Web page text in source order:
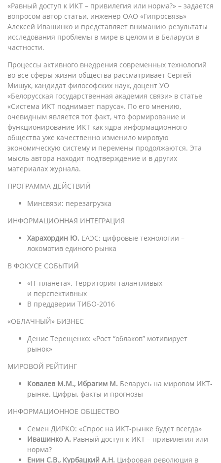
«Равный доступ к ИКТ – привилегия или норма?» – задается
вопросом автор статьи, инженер ОАО «Гипросвязь»
Алексей Ивашинко и представляет вниманию результаты
исследования проблемы в мире в целом и в Беларуси в
частности.
Процессы активного внедрения современных технологий
во все сферы жизни общества рассматривает Сергей
Мишук, кандидат философских наук, доцент УО
«Белорусская государственная академия связи» в статье
«Система ИКТ поднимает паруса». По его мнению,
очевидным является тот факт, что формирование и
функционирование ИКТ как ядра информационного
общества уже качественно изменило мировую
экономическую систему и перемены продолжаются. Эта
мысль автора находит подтверждение и в других
материалах журнала.
ПРОГРАММА ДЕЙСТВИЙ
Минсвязи: перезагрузка
ИНФОРМАЦИОННАЯ ИНТЕГРАЦИЯ
Харахордин Ю. ЕАЭС: цифровые технологии –
локомотив единого рынка
В ФОКУСЕ СОБЫТИЙ
«IТ-планета». Территория талантливых
и перспективных
В преддверии ТИБО-2016
«ОБЛАЧНЫЙ» БИЗНЕС
Денис Терещенко: «Рост “облаков” мотивирует
рынок»
МИРОВОЙ РЕЙТИНГ
Ковалев М.М., Ибрагим М. Беларусь на мировом ИКТ-
рынке. Цифры, факты и прогнозы
ИНФОРМАЦИОННОЕ ОБЩЕСТВО
Семен ДИРКО: «Спрос на ИКТ-рынке будет всегда»
Ивашинко А. Равный доступ к ИКТ – привилегия или
норма?
Енин С.В., Курбацкий А.Н. Цифровая революция в